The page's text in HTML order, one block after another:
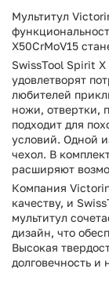
Мультитул
X50CrMoV15
SwissTool Spirit
удовлетворят
любителей
ножи, отвертки,
подходит для
условий. Одной
чехол. В
расширяют
Компания
качеству, и
мультитул
дизайн, что
Высокая
долговечность и